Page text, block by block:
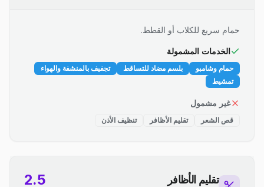
حمام سريع للكلاب أو القطط.
الخدمات المشمولة
حمام وشامبو بلسم مضاد للتساقط
تجفيف بالمنشفة والهواء
تمشيط
غير مشمول
قص الشعر تقليم الأظافر تنظيف الأذن
تقليم الأظافر 2.5